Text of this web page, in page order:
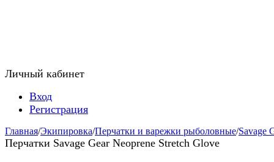
Личный кабинет
Вход
Регистрация
Главная/Экипировка/Перчатки и варежки рыболовные/Savage
Перчатки Savage Gear Neoprene Stretch Glove